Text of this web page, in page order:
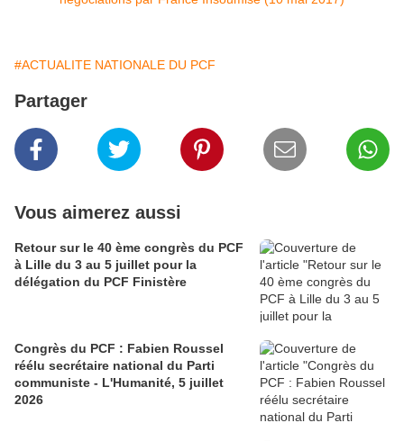
#ACTUALITE NATIONALE DU PCF
Partager
Vous aimerez aussi
Retour sur le 40 ème congrès du PCF
à Lille du 3 au 5 juillet pour la
délégation du PCF Finistère
Congrès du PCF : Fabien Roussel
réélu secrétaire national du Parti
communiste - L'Humanité, 5 juillet
2026